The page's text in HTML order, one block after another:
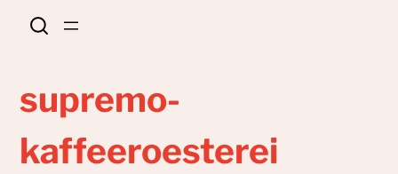
supremo-
kaffeeroesterei